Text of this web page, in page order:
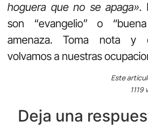
hoguera que no se apaga».
son “evangelio” o
amenaza. Toma nota y
volvamos a nuestras
Este
1119
Deja una